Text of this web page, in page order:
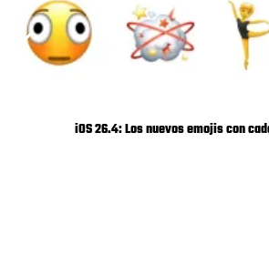
iOS 26.4: Los nuevos emojis con